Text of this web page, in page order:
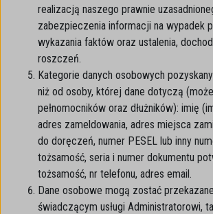
realizacją naszego prawnie
zabezpieczenia informacji na wypadek
wykazania faktów oraz ustalenia,
roszczeń.
Kategorie danych osobowych
niż od osoby, której dane dotyczą
pełnomocników oraz dłużników): imię
adres zameldowania, adres miejsca
do doręczeń, numer PESEL lub inny
tożsamość, seria i numer dokumentu
tożsamość, nr telefonu, adres email.
Dane osobowe mogą zostać
świadczącym usługi Administratorowi,